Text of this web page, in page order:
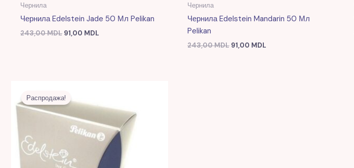
Чернила
Чернила Edelstein Jade 50 Мл Pelikan
243,00MDL 91,00 MDL
Чернила
Чернила Edelstein Mandarin 50 Мл
Pelikan
243,00MDL 91,00 MDL
Распродажа!
цена
составляла
243,00 MDL.